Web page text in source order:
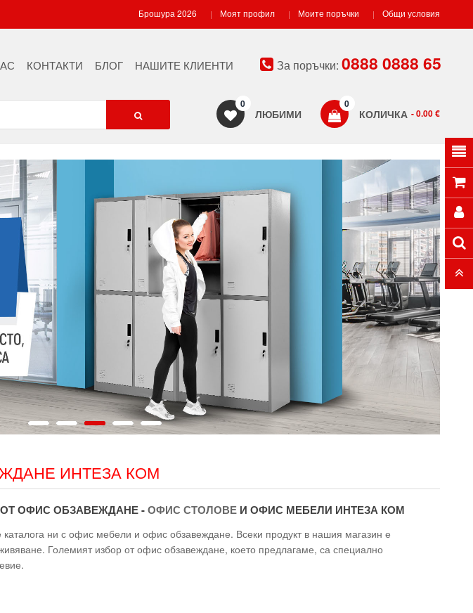
Брошура 2026 Моят профил Моите поръчки Общи условия
КОНТАКТИ БЛОГ НАШИТЕ КЛИЕНТИ За поръчки: 0888 0888 65
КОЛИЧКА
0
- 0.00 €
ЛЮБИМИ
0
ИНТЕЗА КОМ
ОФИС ОБЗАВЕЖДАНЕ -ОФИС СТОЛОВЕИ ОФИС МЕБЕЛИ ИНТЕЗА КОМ
ни с офис мебели и офис обзавеждане. Всеки продукт в нашия магазин е
Големият избор от офис обзавеждане, което предлагаме, са специално